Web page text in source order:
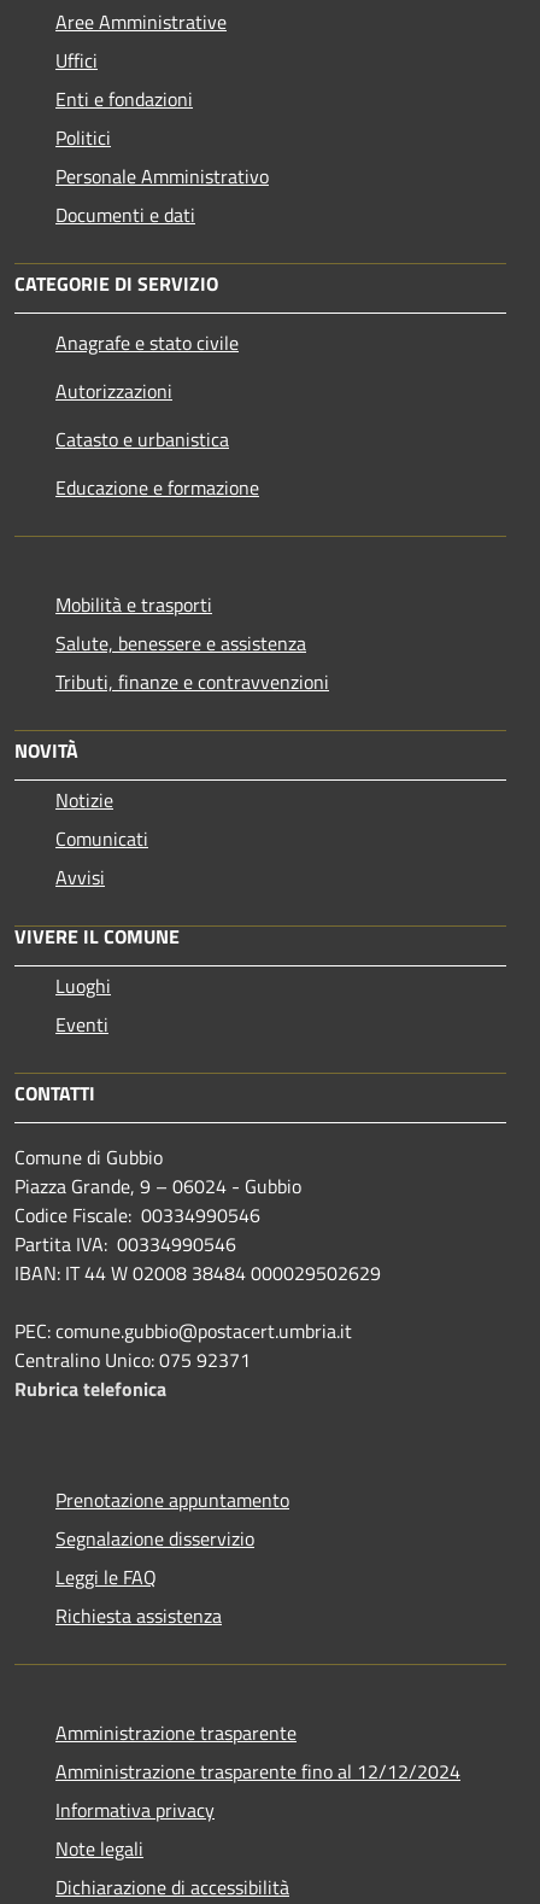
Aree Amministrative
Uffici
Enti e fondazioni
Politici
Personale Amministrativo
Documenti e dati
CATEGORIE DI SERVIZIO
Anagrafe e stato civile
Autorizzazioni
Catasto e urbanistica
Educazione e formazione
Mobilità e trasporti
Salute, benessere e assistenza
Tributi, finanze e contravvenzioni
NOVITÀ
Notizie
Comunicati
Avvisi
VIVERE IL COMUNE
Luoghi
Eventi
CONTATTI
Comune di Gubbio
Piazza Grande, 9 – 06024 - Gubbio
Codice Fiscale: 00334990546
Partita IVA: 00334990546
IBAN: IT 44 W 02008 38484 000029502629
PEC: comune.gubbio@postacert.umbria.it
Centralino Unico: 075 92371
Rubrica telefonica
Prenotazione appuntamento
Segnalazione disservizio
Leggi le FAQ
Richiesta assistenza
Amministrazione trasparente
Amministrazione trasparente fino al 12/12/2024
Informativa privacy
Note legali
Dichiarazione di accessibilità